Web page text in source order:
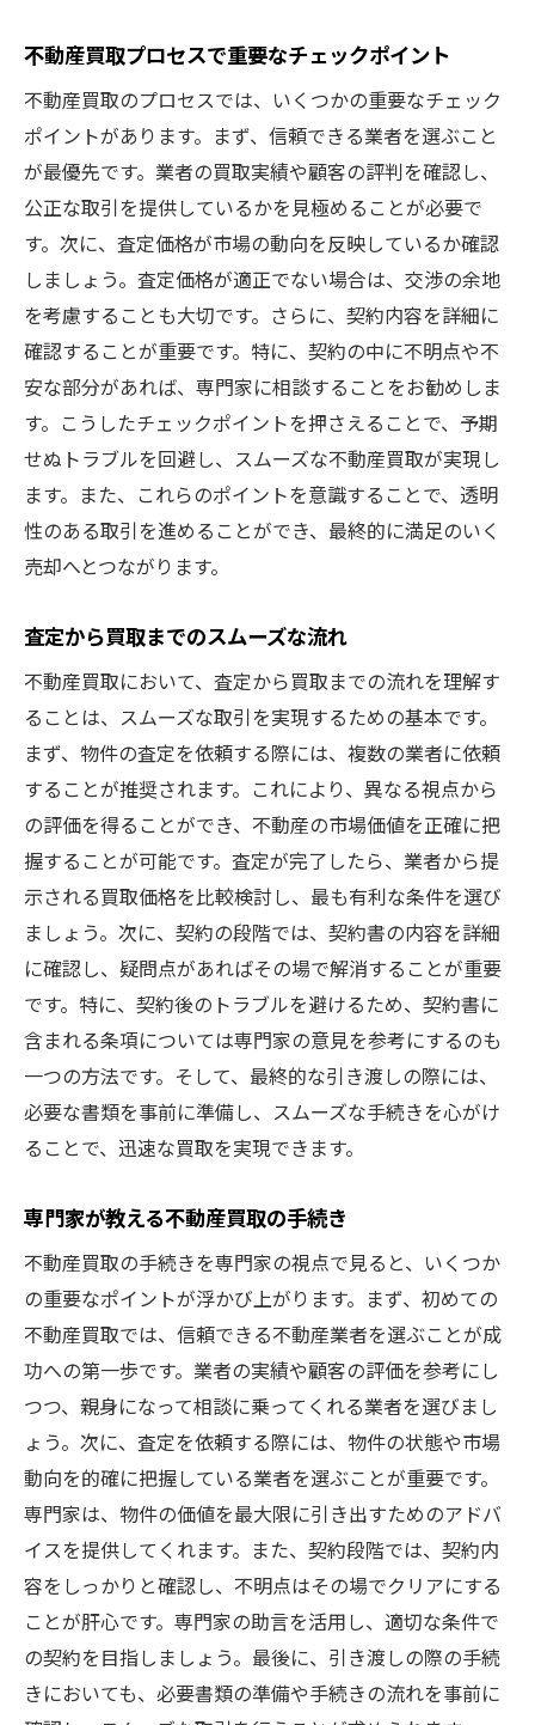
不動産買取プロセスで重要なチェックポイント
不動産買取のプロセスでは、いくつかの重要なチェック
ポイントがあります。まず、信頼できる業者を選ぶこと
が最優先です。業者の買取実績や顧客の評判を確認し、
公正な取引を提供しているかを見極めることが必要で
す。次に、査定価格が市場の動向を反映しているか確認
しましょう。査定価格が適正でない場合は、交渉の余地
を考慮することも大切です。さらに、契約内容を詳細に
確認することが重要です。特に、契約の中に不明点や不
安な部分があれば、専門家に相談することをお勧めしま
す。こうしたチェックポイントを押さえることで、予期
せぬトラブルを回避し、スムーズな不動産買取が実現し
ます。また、これらのポイントを意識することで、透明
性のある取引を進めることができ、最終的に満足のいく
売却へとつながります。
査定から買取までのスムーズな流れ
不動産買取において、査定から買取までの流れを理解す
ることは、スムーズな取引を実現するための基本です。
まず、物件の査定を依頼する際には、複数の業者に依頼
することが推奨されます。これにより、異なる視点から
の評価を得ることができ、不動産の市場価値を正確に把
握することが可能です。査定が完了したら、業者から提
示される買取価格を比較検討し、最も有利な条件を選び
ましょう。次に、契約の段階では、契約書の内容を詳細
に確認し、疑問点があればその場で解消することが重要
です。特に、契約後のトラブルを避けるため、契約書に
含まれる条項については専門家の意見を参考にするのも
一つの方法です。そして、最終的な引き渡しの際には、
必要な書類を事前に準備し、スムーズな手続きを心がけ
ることで、迅速な買取を実現できます。
専門家が教える不動産買取の手続き
不動産買取の手続きを専門家の視点で見ると、いくつか
の重要なポイントが浮かび上がります。まず、初めての
不動産買取では、信頼できる不動産業者を選ぶことが成
功への第一歩です。業者の実績や顧客の評価を参考にし
つつ、親身になって相談に乗ってくれる業者を選びまし
ょう。次に、査定を依頼する際には、物件の状態や市場
動向を的確に把握している業者を選ぶことが重要です。
専門家は、物件の価値を最大限に引き出すためのアドバ
イスを提供してくれます。また、契約段階では、契約内
容をしっかりと確認し、不明点はその場でクリアにする
ことが肝心です。専門家の助言を活用し、適切な条件で
の契約を目指しましょう。最後に、引き渡しの際の手続
きにおいても、必要書類の準備や手続きの流れを事前に